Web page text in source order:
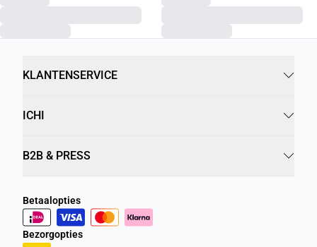
KLANTENSERVICE
ICHI
B2B & PRESS
Betaalopties
Bezorgopties